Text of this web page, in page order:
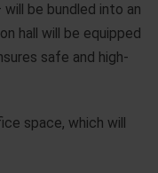
be bundled into an
hall will be equipped
safe and high-
space, which will